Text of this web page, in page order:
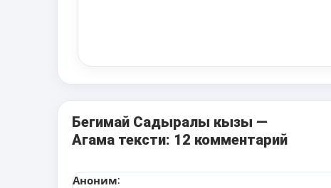
Бегимай Садыралы кызы —
Агама тексти: 12 комментарий
Аноним: